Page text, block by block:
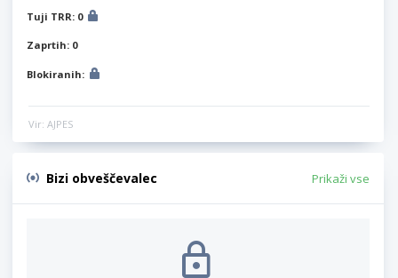
Tuji TRR: 0
Zaprtih: 0
Blokiranih:
Vir: AJPES
Bizi obveščevalec Prikaži vse